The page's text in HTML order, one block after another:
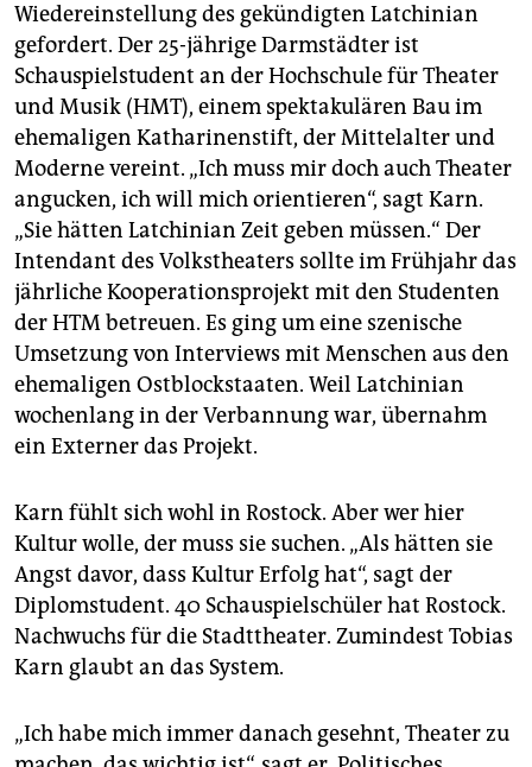
Wiedereinstellung des gekündigten Latchinian
gefordert. Der 25-jährige Darmstädter ist
Schauspielstudent an der Hochschule für Theater
und Musik (HMT), einem spektakulären Bau im
ehemaligen Katharinenstift, der Mittelalter und
Moderne vereint. „Ich muss mir doch auch Theater
angucken, ich will mich orientieren“, sagt Karn.
„Sie hätten Latchinian Zeit geben müssen.“ Der
Intendant des Volkstheaters sollte im Frühjahr das
jährliche Kooperationsprojekt mit den Studenten
der HTM betreuen. Es ging um eine szenische
Umsetzung von Interviews mit Menschen aus den
ehemaligen Ostblockstaaten. Weil Latchinian
wochenlang in der Verbannung war, übernahm
ein Externer das Projekt.
Karn fühlt sich wohl in Rostock. Aber wer hier
Kultur wolle, der muss sie suchen. „Als hätten sie
Angst davor, dass Kultur Erfolg hat“, sagt der
Diplomstudent. 40 Schauspielschüler hat Rostock.
Nachwuchs für die Stadttheater. Zumindest Tobias
Karn glaubt an das System.
„Ich habe mich immer danach gesehnt, Theater zu